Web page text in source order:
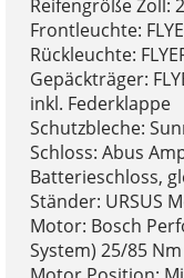
Reifengröße Zoll:
Frontleuchte:
Rückleuchte:
Gepäckträger:
inkl. Federklappe
Schutzbleche:
Schloss: Abus
Batterieschloss,
Ständer: URSUS
Motor: Bosch
System) 25/85 Nm